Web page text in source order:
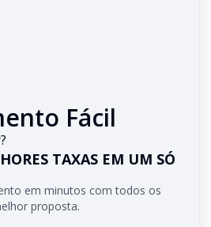
Fácil
TAXAS EM UM SÓ
em minutos com todos os
proposta.